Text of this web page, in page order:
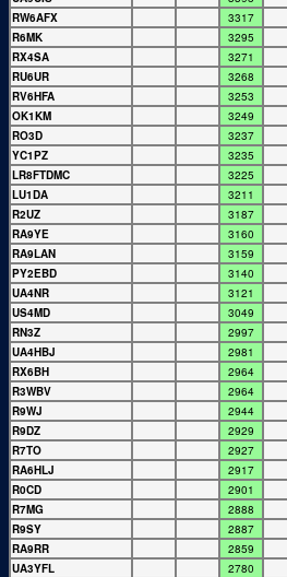
RW6AFX
3317
R6MK
3295
RX4SA
3271
RU6UR
3268
RV6HFA
3253
OK1KM
3249
RO3D
3237
YC1PZ
3235
LR8FTDMC
3225
LU1DA
3211
R2UZ
3187
RA9YE
3160
RA9LAN
3159
PY2EBD
3140
UA4NR
3121
US4MD
3049
RN3Z
2997
UA4HBJ
2981
RX6BH
2964
R3WBV
2964
R9WJ
2944
R9DZ
2929
R7TO
2927
RA6HLJ
2917
R0CD
2901
R7MG
2888
R9SY
2887
RA9RR
2859
UA3YFL
2780